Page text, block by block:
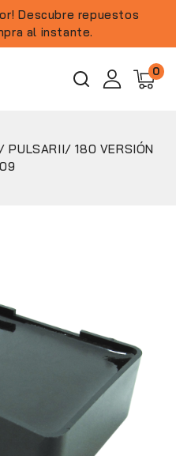
Descubre repuestos
al instante.
0
/ PULSARII/ 180 VERSIÓN